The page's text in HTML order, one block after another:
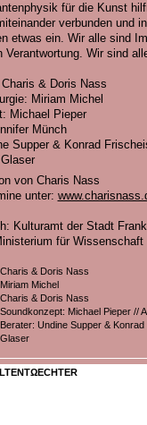
für die Kunst
verbunden und
etwas ein. Wir alle sind
Verantwortung. Wir sind
& Doris Nass
Miriam Michel
Michael Pieper
Münch
Supper & Konrad
von Charis Nass
unter:
Kulturamt der Stadt
für
Charis & Doris Nass
Miriam Michel
Charis & Doris Nass
Soundkonzept: Michael Pieper //
Berater: Undine Supper &
Glaser